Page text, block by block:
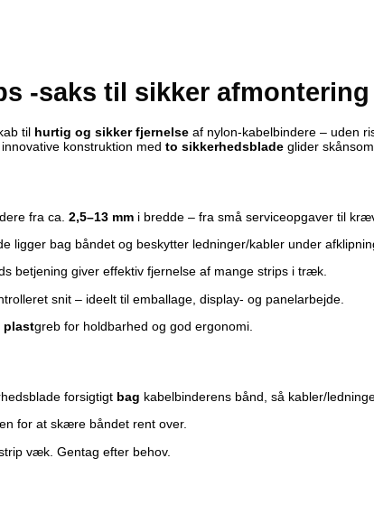
-saks til sikker
til hurtig og sikker fjernelse af nylon-kabelbindere – uden
konstruktion med to sikkerhedsblade glider
fra ca. 2,5–13 mm i bredde – fra små serviceopgaver til
ligger bag båndet og beskytter ledninger/kabler under
betjening giver effektiv fjernelse af mange strips i træk.
snit – ideelt til emballage, display- og panelarbejde.
plastgreb for holdbarhed og god ergonomi.
forsigtigt bag kabelbinderens bånd, så kabler/
for at skære båndet rent over.
væk. Gentag efter behov.